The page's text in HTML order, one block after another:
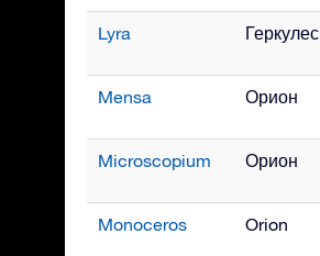
Lyra Геркулес
Mensa Орион
Microscopium Орион
Monoceros Orion